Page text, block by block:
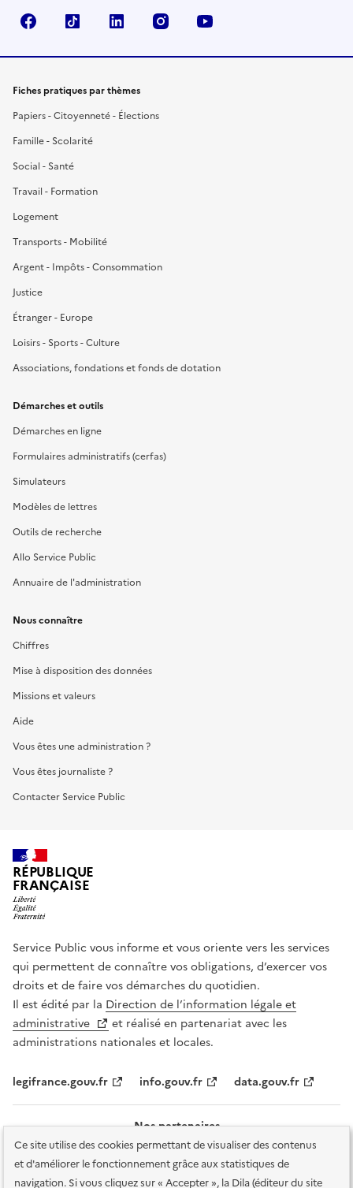
Ce site utilise des cookies permettant de visualiser des contenus
et d'améliorer le fonctionnement grâce aux statistiques de
navigation. Si vous cliquez sur « Accepter », la Dila (éditeur du site
FacebookTikTok LinkedIn Instagram
Fiches pratiques par thèmes
Papiers - Citoyenneté - Élections
Famille - Scolarité
Social - Santé
Travail - Formation
Logement
Transports - Mobilité
Argent - Impôts - Consommation
Justice
Étranger - Europe
Loisirs - Sports - Culture
Associations, fondations et fonds de dotation
Démarches et outils
Démarches en ligne
Formulaires administratifs (cerfas)
Simulateurs
Modèles de lettres
Outils de recherche
Allo Service Public
Annuaire de l'administration
Nous connaître
Chiffres
Mise à disposition des données
Missions et valeurs
Aide
Vous êtes une administration ?
Vous êtes journaliste ?
Contacter Service Public
RÉPUBLIQUE
FRANÇAISE
Service Public vous informe et vous oriente vers les services
qui permettent de connaître vos obligations, d’exercer vos
droits et de faire vos démarches du quotidien.
Il est édité par la Direction de l’information légale et
administrative
et réalisé en partenariat avec les
administrations nationales et locales.
legifrance.gouv.fr info.gouv.fr data.gouv.fr
Nos partenaires